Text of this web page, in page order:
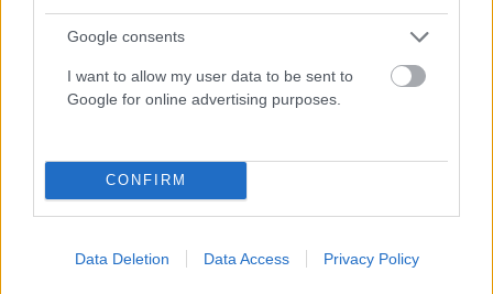
Google consents
I want to allow my user data to be sent to
Google for online advertising purposes.
CONFIRM
Data Deletion Data Access Privacy Policy
press@paraskhnio.gr
ΤΑ ΠΡΩΤΟΣΕΛΙΔΑ ΣΗΜΕΡΑ